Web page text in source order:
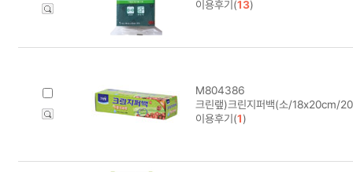
이용후기(13)
M804386
크린랲)크린지퍼백(소/18x20cm/
이용후기(1)